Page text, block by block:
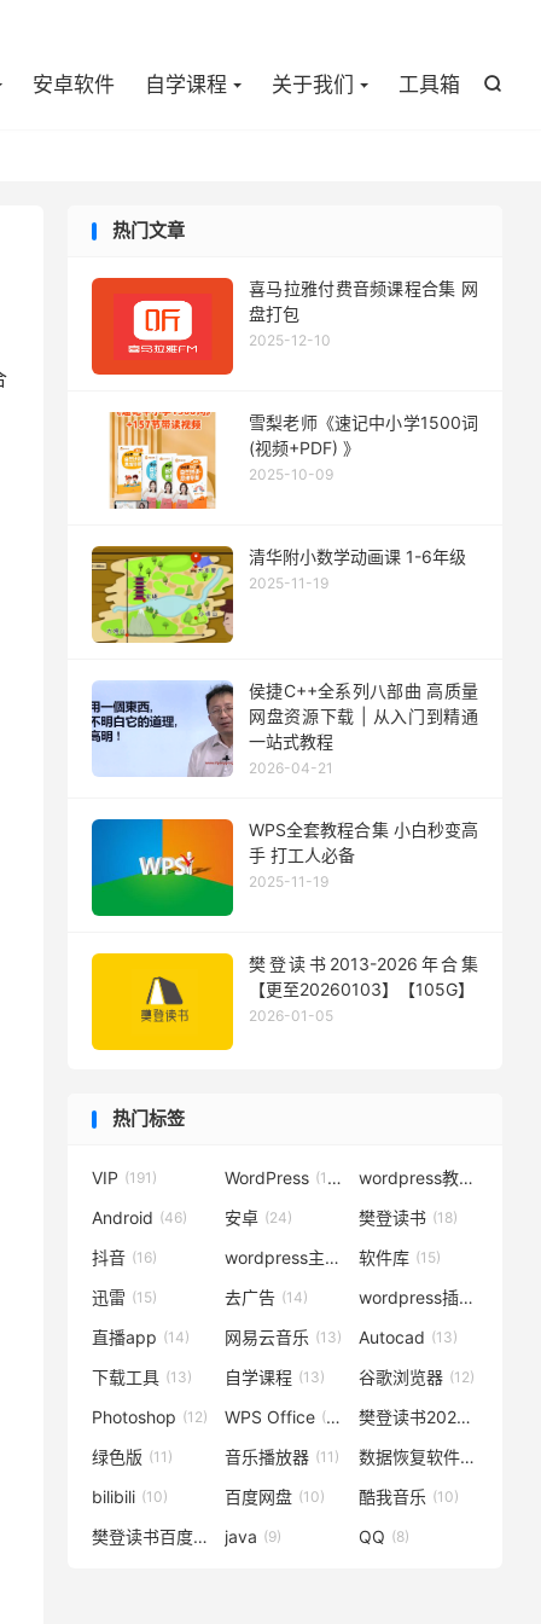

安卓软件 自学课程 关于我们 工具箱
热门文章
喜马拉雅付费音频课程合集 网
盘打包
2025-12-10
雪梨老师《速记中小学1500词
(视频+PDF) 》
2025-10-09
清华附小数学动画课 1-6年级
2025-11-19
侯捷C++全系列八部曲 高质量
网盘资源下载 | 从入门到精通
一站式教程
2026-04-21
WPS全套教程合集 小白秒变高
手 打工人必备
2025-11-19
樊登读书2013-2026年合集
【更至20260103】【105G】
2026-01-05
热门标签
VIP (191) WordPress (119) wordpress教程
Android (46) 安卓 (24) 樊登读书 (18)
抖音 (16) wordpress主题 (15)
软件库 (15)
迅雷 (15) 去广告 (14) wordpress插件
直播app (14) 网易云音乐 (13) Autocad (13)
下载工具 (13) 自学课程 (13) 谷歌浏览器 (12)
Photoshop (12) WPS Office (12) 樊登读书2020
绿色版 (11) 音乐播放器 (11) 数据恢复软件(11)
bilibili (10) 百度网盘 (10) 酷我音乐 (10)
樊登读书百度云 (10)
java (9) QQ (8)